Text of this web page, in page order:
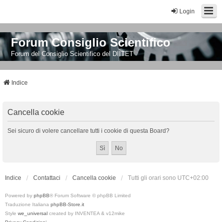
Login
Forum Consiglio Scientifico
Forum del Consiglio Scientifico del DIITET
Indice
Cancella cookie
Sei sicuro di volere cancellare tutti i cookie di questa Board?
Indice Contattaci Cancella cookie Tutti gli orari sono UTC+02:00
Powered by phpBB® Forum Software © phpBB Limited
Traduzione Italiana phpBB-Store.it
Style we_universal created by INVENTEA & v12mike